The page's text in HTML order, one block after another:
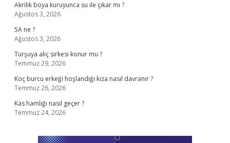
Akrilik boya kuruyunca su ile çıkar mı ?
Ağustos 3, 2026
5A ne ?
Ağustos 3, 2026
Turşuya alıç sirkesi konur mu ?
Temmuz 29, 2026
Koç burcu erkeği hoşlandığı kıza nasıl davranır ?
Temmuz 26, 2026
Kas hamlığı nasıl geçer ?
Temmuz 24, 2026